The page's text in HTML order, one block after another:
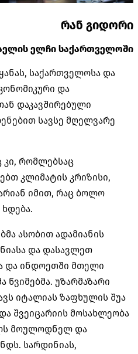
რან გიდორი
ელჩი საქართველოში
საქართველოსა და
და
დაკავშირებული
სავსე მღელვარე
კი, რომლებსაც
კლიმატის კრიზისი,
იმით, რაც ბოლო
ასობით ადამიანის
და დასავლეთ
და ინდოეთში მთელი
უზარმაზარი
იტალიას ზაფხულის შუა
შვეიცარიის მოსახლეობა
მოულოდნელ და
სარდინიას,